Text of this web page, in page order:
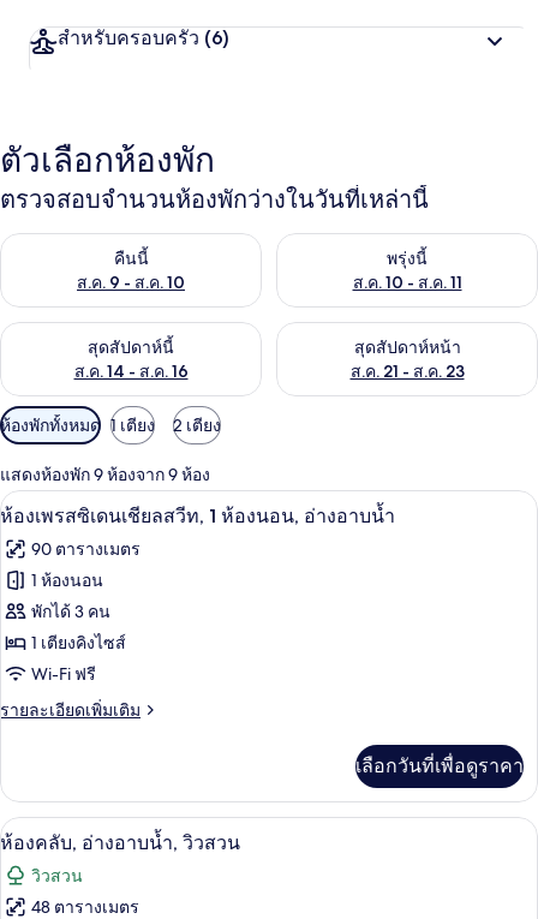
สำหรับครอบครัว (6)
ตัวเลือกห้องพัก
ตรวจสอบจำนวนห้องพักว่างในวันที่เหล่านี้
คืนนี้
ส.ค. 9 - ส.ค. 10
ตรวจสอบจำนวนห้องพักว่างในคืนนี้ ส.ค. 9 - ส.ค. 10
พรุ่งนี้
ส.ค. 10 - ส.ค. 11
ตรวจสอบจำนวนห้องพักว่างใน
สุดสัปดาห์นี้
ส.ค. 14 - ส.ค. 16
ตรวจสอบจำนวนห้องพักว่างในสุดสัปดาห์นี้ ส.ค. 14 - ส.ค. 16
สุดสัปดาห์หน้า
ส.ค. 21 - ส.ค. 23
ตรวจสอบจำนวนห้องพักว่างใน
ตัว
กรอง
ที่
มี
ให้
สำหรับ
ห้อง
พัก
ห้องพักทั้งหมด 1 เตียง 2 เตียง
แสดงห้องพัก 9 ห้องจาก 9 ห้อง
เปิด
ภาพถ่าย
ทั้งหมด
ของ
ห้อง
เพรส
ซิ
เชีย
ล
สวีท,
ห้องเพรสซิเดนเชียลสวีท, 1 ห้องนอน,
7
ห้องเพรสซิเดนเชียลสวีท, 1 ห้องนอน, อ่างอาบน้ำ
90 ตารางเมตร
1 ห้องนอน
พักได้ 3 คน
1 เตียงคิงไซส์
Wi-Fi ฟรี
รายละเอียดเพิ่มเติม
ราย
เกี่ยว
กับ
ห้อง
เพรส
ซิ
เดน
เลือกวันที่เพื่อดูราคา
เปิด
ภาพถ่าย
ทั้งหมด
ห้องคลับ, อ่างอาบน้ำ, วิวสวน | วิวจากห้
7
ห้องคลับ, อ่างอาบน้ำ, วิวสวน
วิวสวน
48 ตารางเมตร